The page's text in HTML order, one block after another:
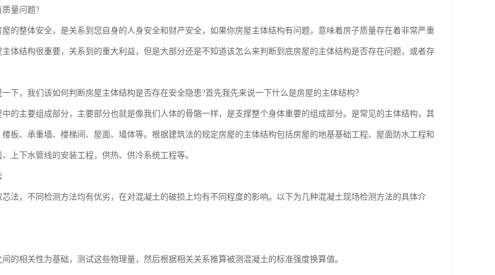
量问题?
整体安全，是关系到您自身的人身安全和财产安全，如果你房屋主体结构有问题，意味着房子质量存在着非常严重
体结构很重要，关系到的重大利益，但是大部分还是不知道该怎么来判断到底房屋的主体结构是否存在问题，或者存
，我们该如何判断房屋主体结构是否存在安全隐患?首先我先来说一下什么是房屋的主体结构？
主要组成部分，主要部分也就是像我们人体的骨骼一样，是支撑整个身体重要的组成部分。是常见的主体结构，其
板、承重墙、楼梯间、屋面、墙体等。根据建筑法的规定房屋的主体结构包括房屋的地基基础工程、屋面防水工程和
上下水管线的安装工程，供热、供冷系统工程等。
法，不同检测方法均有优劣，在对混凝土的破损上均有不同程度的影响。以下为几种混凝土现场检测方法的具体介
的相关性为基础，测试这些物理量，然后根据相关关系推算被测混凝土的标准强度换算值。